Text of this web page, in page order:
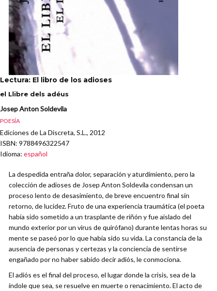
Lectura: El libro de los adioses
el Llibre dels adéus
Josep Anton Soldevila
POESÍA
Ediciones de La Discreta, S.L., 2012
ISBN: 9788496322547
Idioma: español
La despedida entraña dolor, separación y aturdimiento, pero la
colección de adioses de Josep Anton Soldevila condensan un
proceso lento de desasimiento, de breve encuentro final sin
retorno, de lucidez. Fruto de una experiencia traumática (el poeta
había sido sometido a un trasplante de riñón y fue aislado del
mundo exterior por un virus de quirófano) durante lentas horas su
mente se paseó por lo que había sido su vida. La constancia de la
ausencia de personas y certezas y la conciencia de sentirse
engañado por no haber sabido decir adiós, le conmociona.
El adiós es el final del proceso, el lugar donde la crisis, sea de la
índole que sea, se resuelve en muerte o renacimiento. El acto de